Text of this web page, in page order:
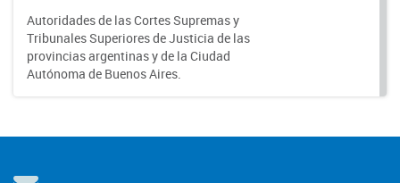
Autoridades de las Cortes Supremas y
Tribunales Superiores de Justicia de las
provincias argentinas y de la Ciudad
Autónoma de Buenos Aires.